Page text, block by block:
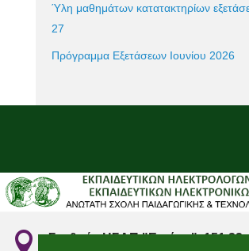
Ύλη μαθημάτων κατατακτηρίων
27
Πρόγραμμα Εξετάσεων Ιουνίου 2026

Σταθμός ΗΣΑΠ "Ειρήνη", 151 22,